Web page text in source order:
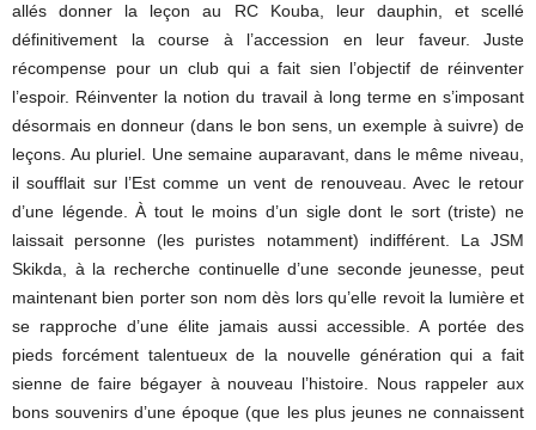
allés donner la leçon au RC Kouba, leur dauphin, et scellé
définitivement la course à l’accession en leur faveur. Juste
récompense pour un club qui a fait sien l’objectif de réinventer
l’espoir. Réinventer la notion du travail à long terme en s’imposant
désormais en donneur (dans le bon sens, un exemple à suivre) de
leçons. Au pluriel. Une semaine auparavant, dans le même niveau,
il soufflait sur l’Est comme un vent de renouveau. Avec le retour
d’une légende. À tout le moins d’un sigle dont le sort (triste) ne
laissait personne (les puristes notamment) indifférent. La JSM
Skikda, à la recherche continuelle d’une seconde jeunesse, peut
maintenant bien porter son nom dès lors qu’elle revoit la lumière et
se rapproche d’une élite jamais aussi accessible. A portée des
pieds forcément talentueux de la nouvelle génération qui a fait
sienne de faire bégayer à nouveau l’histoire. Nous rappeler aux
bons souvenirs d’une époque (que les plus jeunes ne connaissent